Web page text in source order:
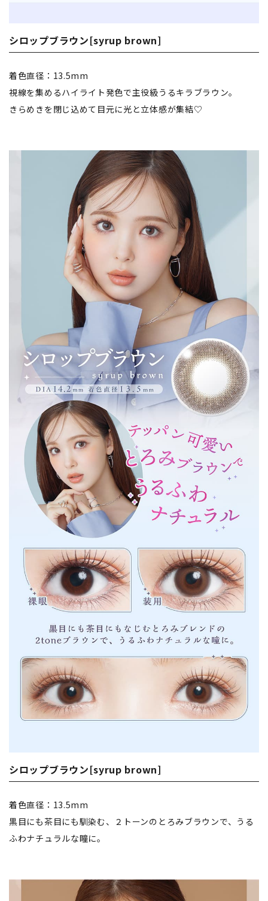
シロップブラウン[syrup brown]
着色直径：13.5mm
視線を集めるハイライト発色で主役級うるキラブラウン。
きらめきを閉じ込めて目元に光と立体感が集結♡
シロップブラウン[syrup brown]
着色直径：13.5mm
黒目にも茶目にも馴染む、２トーンのとろみブラウンで、うる
ふわナチュラルな瞳に。